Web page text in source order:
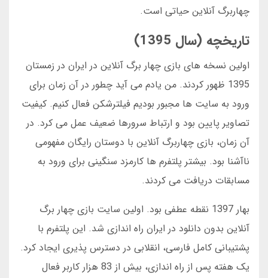
چهاربرگ آنلاین حیاتی است.
تاریخچه (سال 1395)
اولین نسخه های بازی چهار برگ آنلاین در ایران در زمستان
1395 ظهور کردند. من یادم می آید چطور در آن زمان برای
ورود به سایت ها مجبور بودیم فیلترشکن فعال کنیم. کیفیت
تصاویر پایین بود و ارتباط سرورها ضعیف عمل می کرد. در
آن زمان، بازی چهاربرگ آنلاین با دوستان رایگان مفهومی
ناآشنا بود. بیشتر پلتفرم ها کارمزد سنگینی برای ورود به
مسابقات دریافت می کردند.
بهار 1397 نقطه عطفی بود. اولین سایت بازی چهار برگ
آنلاین بدون دانلود در ایران راه اندازی شد. این پلتفرم با
پشتیبانی کامل فارسی، انقلابی در دسترس پذیری ایجاد کرد.
یک هفته پس از راه اندازی، بیش از 83 هزار کاربر فعال